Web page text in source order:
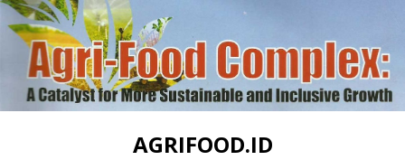
AGRIFOOD.ID